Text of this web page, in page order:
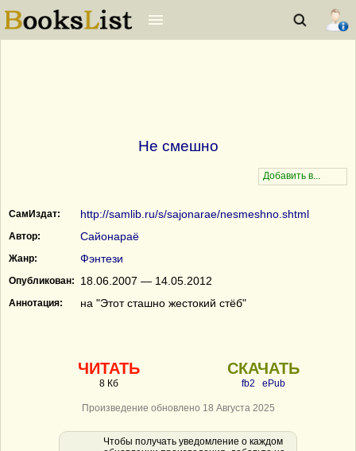
Не смешно
СамИздат: http://samlib.ru/s/sajonarae/nesmeshno.shtml
Автор: Сайонараё
Жанр: Фэнтези
Опубликован: 18.06.2007 — 14.05.2012
Аннотация: на "Этот сташно жестокий стёб"
ЧИТАТЬ
8 Кб
СКАЧАТЬ
fb2 ePub
Произведение обновлено 18 Августа 2025
Чтобы получать уведомление о каждом